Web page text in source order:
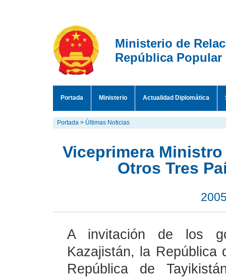
Ministerio de
República Popular
Portada Ministerio Actualidad Diplomática
Portada > Últimas Noticias
Viceprimera
Otros Tres
A invitación de los
Kazajistán, la República
República de